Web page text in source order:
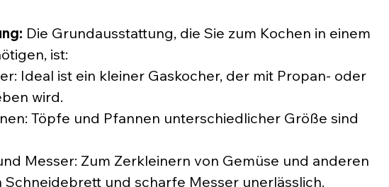
Die Grundausstattung, die Sie zum Kochen in einem
ist:
Ideal ist ein kleiner Gaskocher, der mit Propan- oder
wird.
Töpfe und Pfannen unterschiedlicher Größe sind
Messer: Zum Zerkleinern von Gemüse und anderen
Schneidebrett und scharfe Messer unerlässlich.